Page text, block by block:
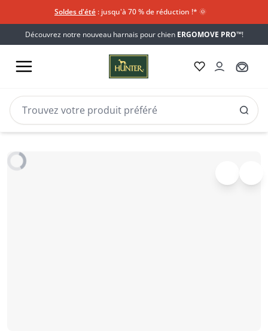
Soldes d'été : jusqu'à 70 % de réduction !*​ 🌞
Découvrez notre nouveau harnais pour chien ERGOMOVE PRO™!